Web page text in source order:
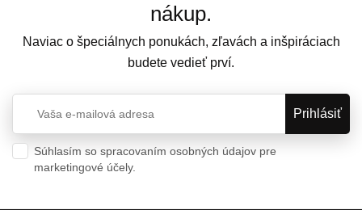
nákup.
Naviac o špeciálnych ponukách, zľavách a inšpiráciach
budete vedieť prví.
Súhlasím so spracovaním osobných údajov pre
marketingové účely.